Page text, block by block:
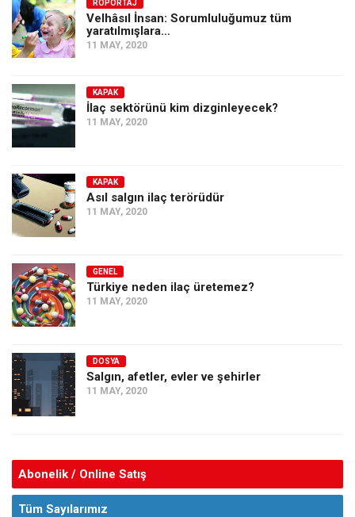
Amerika
Avustralya
Tarih
Düşünce
Dosyalar
RÖPORTAJ
Velhâsıl İnsan: Sorumluluğumuz tüm
yaratılmışlara…
11 MAY, 2020
KAPAK
İlaç sektörünü kim dizginleyecek?
11 MAY, 2020
KAPAK
Asıl salgın ilaç terörüdür
11 MAY, 2020
GENEL
Türkiye neden ilaç üretemez?
11 MAY, 2020
DOSYA
Salgın, afetler, evler ve şehirler
11 MAY, 2020
Abonelik / Online Satış
Tüm Sayılarımız